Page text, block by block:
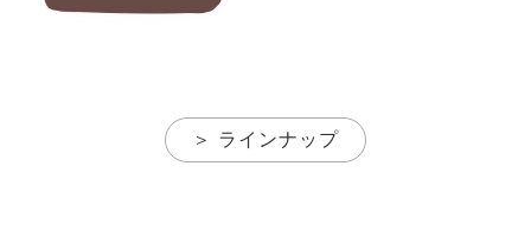
＞ ラインナップ